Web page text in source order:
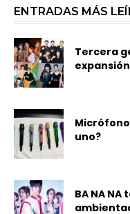
ENTRADAS MÁS
Tercera
uno?
BA NA